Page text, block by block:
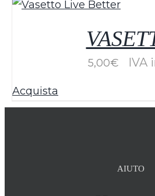
a
5,00€ IVA
Acquista
AIUTO